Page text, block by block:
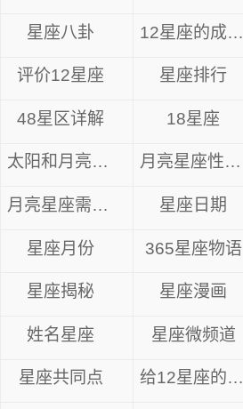
星座八卦 12星座的成长方式
评价12星座 星座排行
48星区详解 18星座
太阳和月亮星座 月亮星座性格解析
月亮星座需要什么 星座日期
星座月份 365星座物语
星座揭秘 星座漫画
姓名星座 星座微频道
星座共同点 给12星座的忠告